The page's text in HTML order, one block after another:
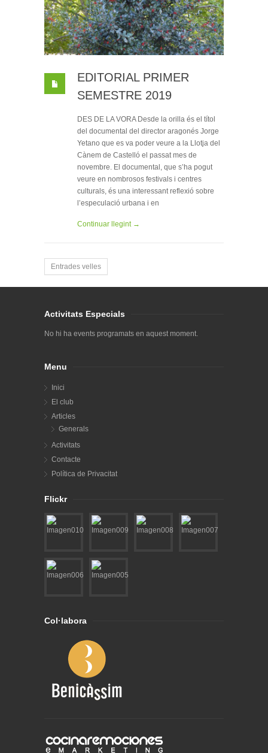
EDITORIAL PRIMER
SEMESTRE 2019
DES DE LA VORA Desde la orilla és el títol
del documental del director aragonés Jorge
Yetano que es va poder veure a la Llotja del
Cànem de Castelló el passat mes de
novembre. El documental, que s’ha pogut
veure en nombrosos festivals i centres
culturals, és una interessant reflexió sobre
l’especulació urbana i en
Continuar llegint →
Entrades velles
Activitats Especials
No hi ha events programats en aquest moment.
Menu
Inici
El club
Articles
Generals
Activitats
Contacte
Política de Privacitat
Flickr
Col·labora